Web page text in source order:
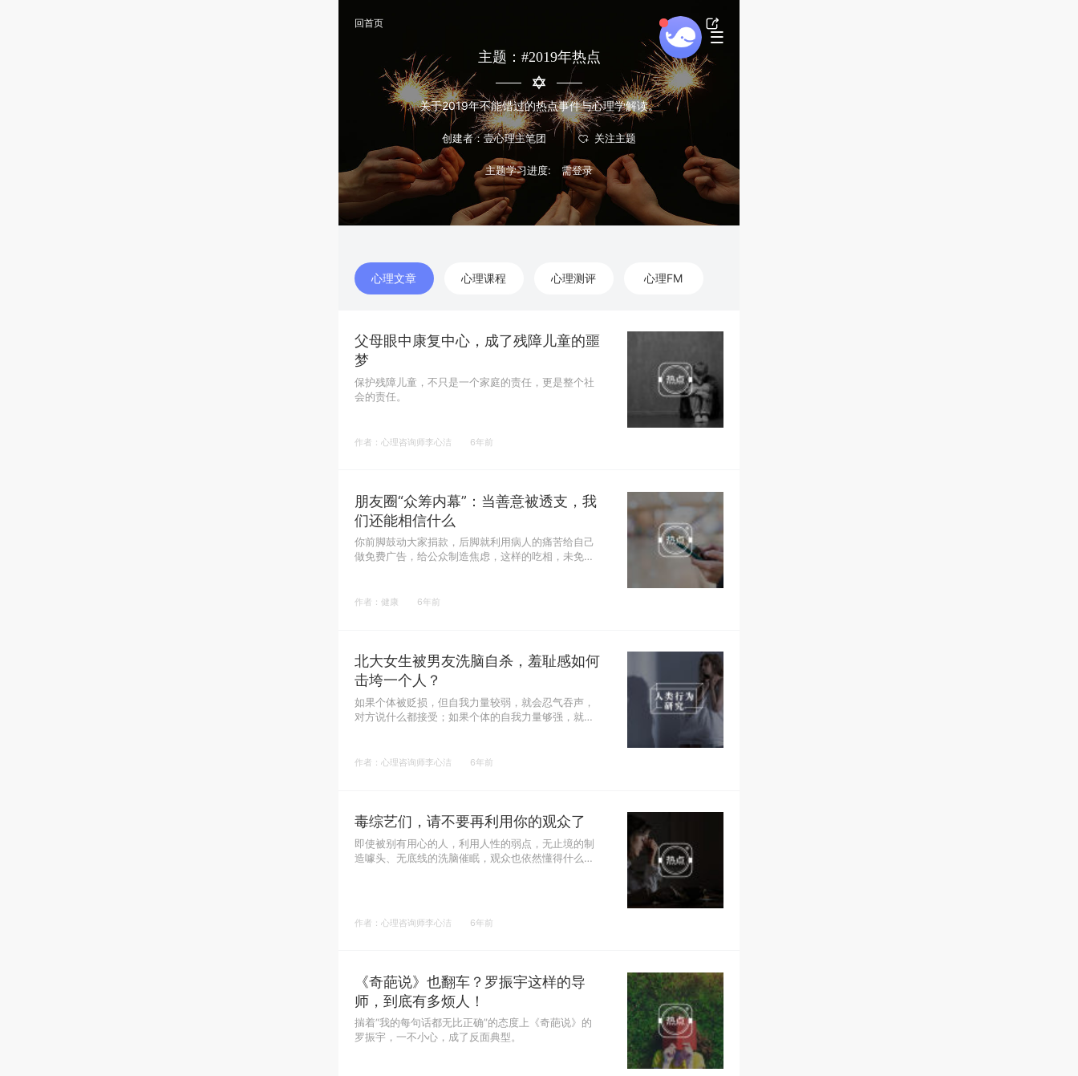
回首页
主题：#2019年热点
关于2019年不能错过的热点事件与心理学解读。
创建者：壹心理主笔团
主题学习进度:
心理文章 心理课程 心理测评 心理FM
父母眼中康复中心，成了残障儿童的噩
梦
保护残障儿童，不只是一个家庭的责任，更是整个社
会的责任。
作者：心理咨询师李心洁 6年前
朋友圈“众筹内幕”：当善意被透支，我
们还能相信什么
你前脚鼓动大家捐款，后脚就利用病人的痛苦给自己
做免费广告，给公众制造焦虑，这样的吃相，未免也
作者：健康 6年前
北大女生被男友洗脑自杀，羞耻感如何
击垮一个人？
如果个体被贬损，但自我力量较弱，就会忍气吞声，
对方说什么都接受；如果个体的自我力量够强，就会
作者：心理咨询师李心洁 6年前
毒综艺们，请不要再利用你的观众了
即使被别有用心的人，利用人性的弱点，无止境的制
造噱头、无底线的洗脑催眠，观众也依然懂得什么是
作者：心理咨询师李心洁 6年前
《奇葩说》也翻车？罗振宇这样的导
师，到底有多烦人！
揣着“我的每句话都无比正确”的态度上《奇葩说》的
罗振宇，一不小心，成了反面典型。